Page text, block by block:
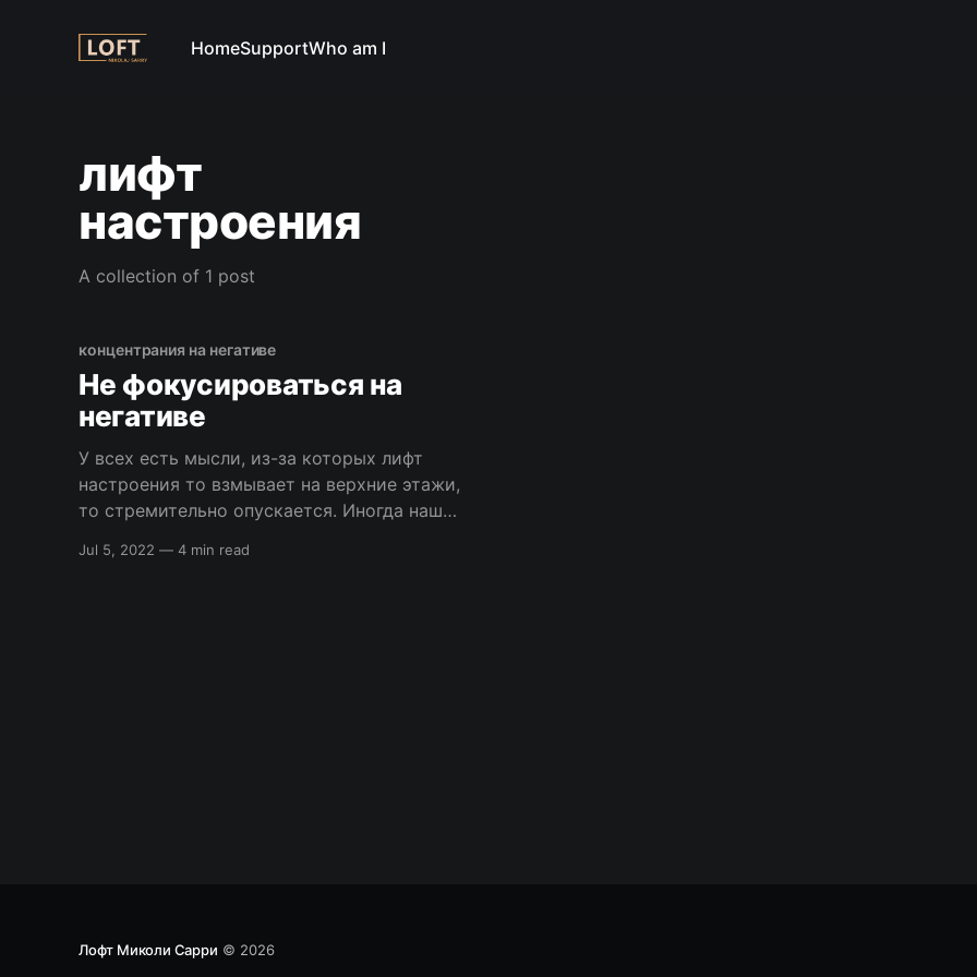
HomeSupportWho am I
лифт
настроения
A collection of 1 post
концентрания на негативе
Не фокусироваться на
негативе
У всех есть мысли, из-за которых лифт
настроения то взмывает на верхние этажи,
то стремительно опускается. Иногда наш
то конкретном этаже всего на мгновение, но
Jul 5, 2022 — 4 min read
Лофт Миколи Сарри © 2026